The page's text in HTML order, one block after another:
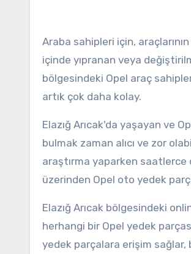
Araba sahipleri için,
içinde yıpranan veya
bölgesindeki Opel araç
artık çok daha kolay.
Elazığ Arıcak'da yaşayan ve
bulmak zaman alıcı ve zor
araştırma yaparken saatlerce
üzerinden Opel oto yedek
Elazığ Arıcak bölgesindeki
herhangi bir Opel yedek
yedek parçalara erişim sağlar,